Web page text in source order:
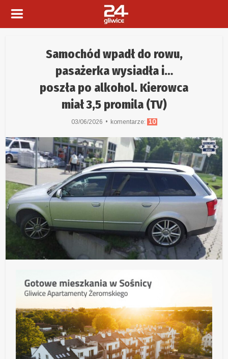
Samochód wpadł do rowu,
pasażerka wysiadła i…
poszła po alkohol. Kierowca
miał 3,5 promila (TV)
03/06/2026 komentarze: 10